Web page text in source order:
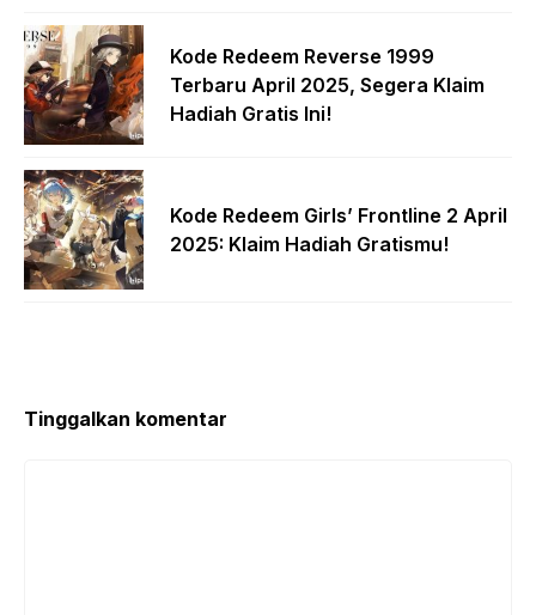
Kode Redeem Reverse 1999
Terbaru April 2025, Segera Klaim
Hadiah Gratis Ini!
Kode Redeem Girls’ Frontline 2 April
2025: Klaim Hadiah Gratismu!
Tinggalkan komentar